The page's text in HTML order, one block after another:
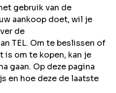
gebruik van de
aankoop doet, wil je
de
TEL. Om te beslissen of
is om te kopen, kan je
gaan. Op deze pagina
en hoe deze de laatste